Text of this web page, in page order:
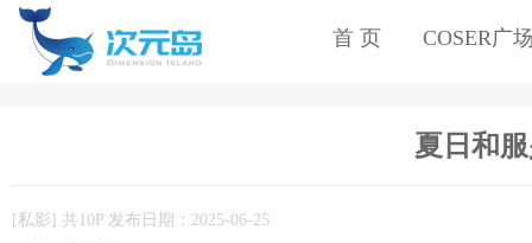
首 页 COSER广
夏日和
[私影] 共10P 发布日期：2025-06-25